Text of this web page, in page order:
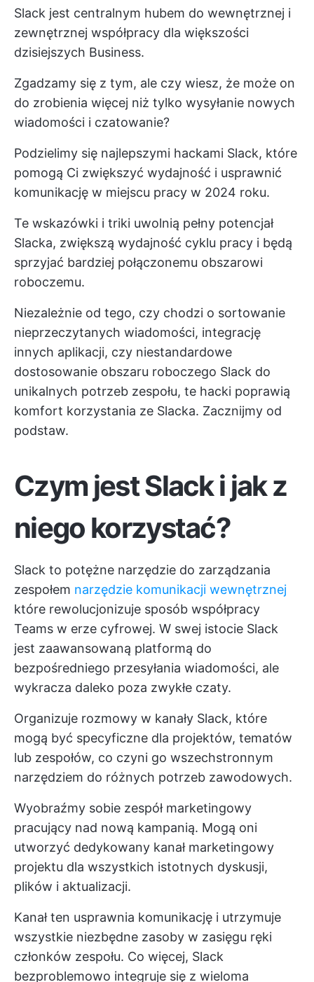
Slack jest centralnym hubem do wewnętrznej i
zewnętrznej współpracy dla większości
dzisiejszych Business.
Zgadzamy się z tym, ale czy wiesz, że może on
do zrobienia więcej niż tylko wysyłanie nowych
wiadomości i czatowanie?
Podzielimy się najlepszymi hackami Slack, które
pomogą Ci zwiększyć wydajność i usprawnić
komunikację w miejscu pracy w 2024 roku.
Te wskazówki i triki uwolnią pełny potencjał
Slacka, zwiększą wydajność cyklu pracy i będą
sprzyjać bardziej połączonemu obszarowi
roboczemu.
Niezależnie od tego, czy chodzi o sortowanie
nieprzeczytanych wiadomości, integrację
innych aplikacji, czy niestandardowe
dostosowanie obszaru roboczego Slack do
unikalnych potrzeb zespołu, te hacki poprawią
komfort korzystania ze Slacka. Zacznijmy od
podstaw.
Czym jest Slack i jak z
niego korzystać?
Slack to potężne narzędzie do zarządzania
zespołem narzędzie komunikacji wewnętrznej
które rewolucjonizuje sposób współpracy
Teams w erze cyfrowej. W swej istocie Slack
jest zaawansowaną platformą do
bezpośredniego przesyłania wiadomości, ale
wykracza daleko poza zwykłe czaty.
Organizuje rozmowy w kanały Slack, które
mogą być specyficzne dla projektów, tematów
lub zespołów, co czyni go wszechstronnym
narzędziem do różnych potrzeb zawodowych.
Wyobraźmy sobie zespół marketingowy
pracujący nad nową kampanią. Mogą oni
utworzyć dedykowany kanał marketingowy
projektu dla wszystkich istotnych dyskusji,
plików i aktualizacji.
Kanał ten usprawnia komunikację i utrzymuje
wszystkie niezbędne zasoby w zasięgu ręki
członków zespołu. Co więcej, Slack
bezproblemowo integruje się z wieloma